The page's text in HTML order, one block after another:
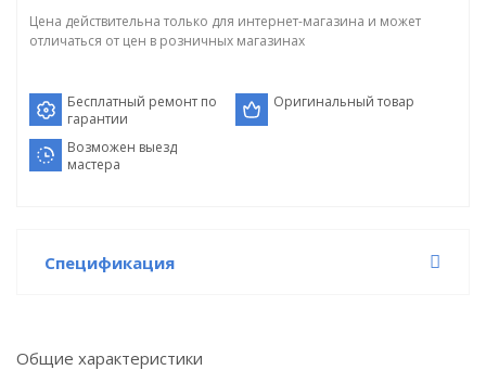
Цена действительна только для интернет-магазина и может
отличаться от цен в розничных магазинах
Бесплатный ремонт по
гарантии
Оригинальный товар
Возможен выезд
мастера
Спецификация
Общие характеристики